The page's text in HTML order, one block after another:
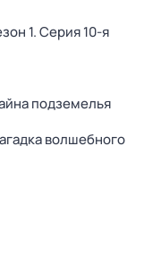
1. Серия 10-я
подземелья
волшебного